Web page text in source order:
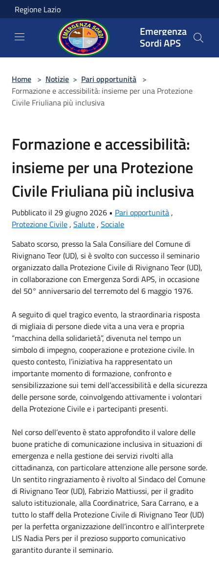
Salta al contenuto principale
Regione Lazio
Emergenza
Sordi APS
Home > Notizie > Pari opportunità >
Formazione e accessibilità: insieme per una Protezione
Civile Friuliana più inclusiva
Formazione e accessibilità:
insieme per una Protezione
Civile Friuliana più inclusiva
Pubblicato il 29 giugno 2026 • Pari opportunità,
Protezione Civile, Salute, Sociale
Sabato scorso, presso la Sala Consiliare del Comune di
Rivignano Teor (UD), si è svolto con successo il seminario
organizzato dalla Protezione Civile di Rivignano Teor(UD),
in collaborazione con Emergenza Sordi APS, in occasione
del 50° anniversario del terremoto del 6 maggio 1976.
A seguito di quel tragico evento, la straordinaria risposta
di migliaia di persone diede vita a una vera e propria
“macchina della solidarietà”, divenuta nel tempo un
simbolo di impegno, cooperazione e protezione civile. In
questo contesto, l’iniziativa ha rappresentato un
importante momento di formazione, confronto e
sensibilizzazione sui temi dell’accessibilità e della sicurezza
delle persone sorde, coinvolgendo attivamente i volontari
della Protezione Civile e i partecipanti presenti.
Nel corso dell’evento è stato approfondito il valore delle
buone pratiche di comunicazione inclusiva in situazioni di
emergenza e nella gestione dei servizi rivolti alla
cittadinanza, con particolare attenzione alle persone sorde.
Un sentito ringraziamento è rivolto al Sindaco del Comune
di Rivignano Teor(UD), Fabrizio Mattiussi, per il gradito
saluto istituzionale, alla Coordinatrice, Sara Carrano, e a
tutto lo staff della Protezione Civile di Rivignano Teor (UD)
per la perfetta organizzazione dell’incontro e all’interprete
LIS Nadia Pers per il prezioso supporto comunicativo
garantito durante il seminario.